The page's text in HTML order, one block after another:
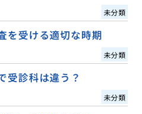
未分類
を受ける適切な時期
未分類
受診科は違う？
未分類